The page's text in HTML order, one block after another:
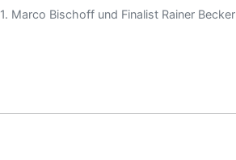
1. Marco Bischoff und Finalist Rainer Becker